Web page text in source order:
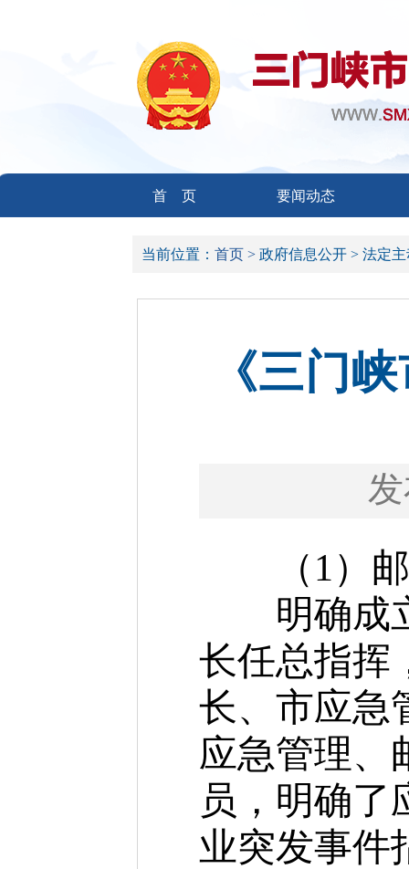
首 页 要闻动态
当前位置： 首页 > 政府信息公开 > 法定
《三门
（1）邮
明确成立
长任总指挥
长、市应急
应急管理、
员，明确了
业突发事件